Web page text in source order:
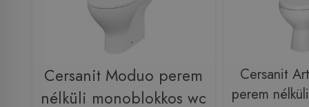
Cersanit Moduo perem
nélküli monoblokkos wc
Cersanit
perem